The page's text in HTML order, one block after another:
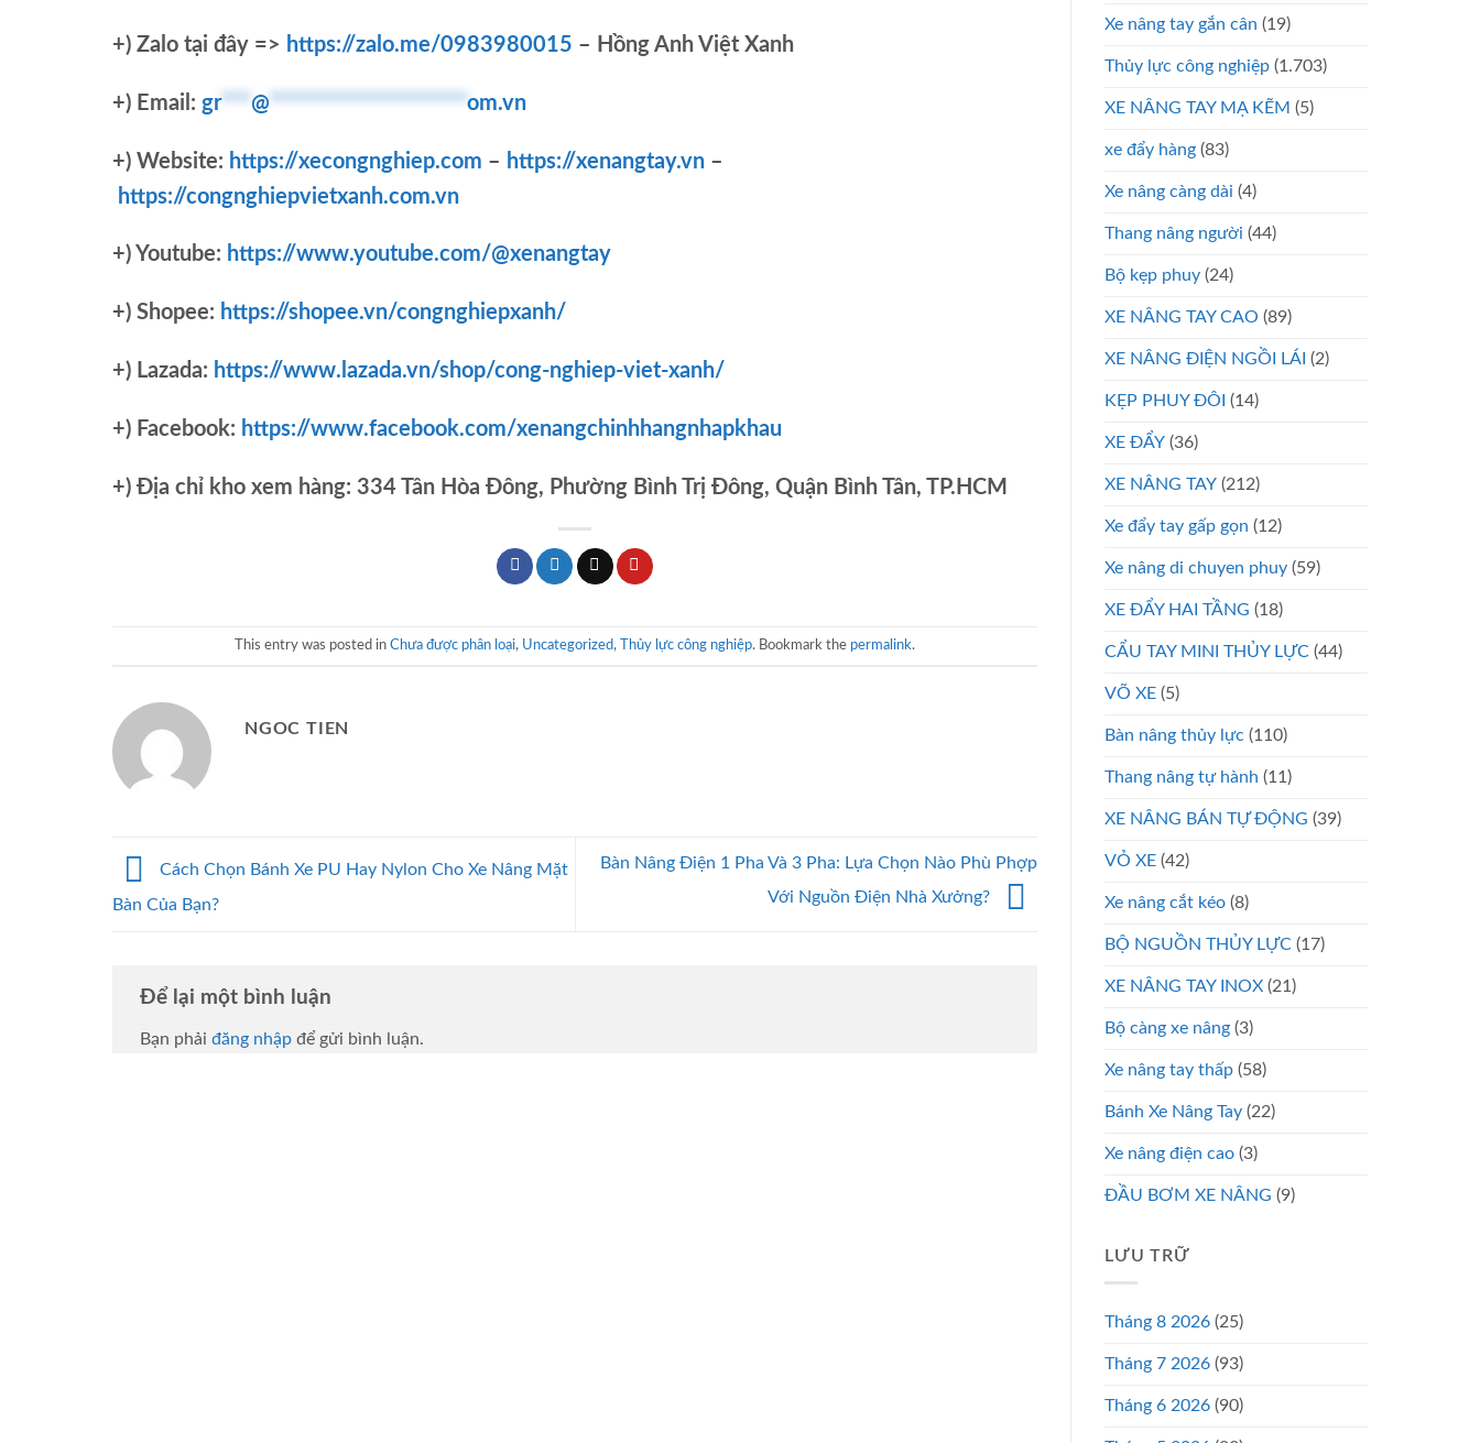
+) Zalo tại đây => https://zalo.me/0983980015 – Hồng Anh Việt Xanh
+) Email: gr***@********************om.vn
+) Website: https://xecongnghiep.com – https://xenangtay.vn –
https://congnghiepvietxanh.com.vn
+) Youtube: https://www.youtube.com/@xenangtay
+) Shopee: https://shopee.vn/congnghiepxanh/
+) Lazada: https://www.lazada.vn/shop/cong-nghiep-viet-xanh/
+) Facebook: https://www.facebook.com/xenangchinhhangnhapkhau
+) Địa chỉ kho xem hàng: 334 Tân Hòa Đông, Phường Bình Trị Đông, Quận Bình Tân, TP.HCM
This entry was posted in Chưa được phân loại, Uncategorized, Thủy lực công nghiệp. Bookmark the permalink.
NGOC TIEN
Cách Chọn Bánh Xe PU Hay Nylon Cho Xe Nâng Mặt
Bàn Của Bạn?
Bàn Nâng Điện 1 Pha Và 3 Pha: Lựa Chọn Nào Phù Phợp
Với Nguồn Điện Nhà Xưởng?
Để lại một bình luận
Bạn phải đăng nhập để gửi bình luận.
Xe nâng tay gắn cân (19)
Thủy lực công nghiệp (1.703)
XE NÂNG TAY MẠ KẼM (5)
xe đẩy hàng (83)
Xe nâng càng dài (4)
Thang nâng người (44)
Bộ kẹp phuy (24)
XE NÂNG TAY CAO (89)
XE NÂNG ĐIỆN NGỒI LÁI (2)
KẸP PHUY ĐÔI (14)
XE ĐẨY (36)
XE NÂNG TAY (212)
Xe đẩy tay gấp gọn (12)
Xe nâng di chuyen phuy (59)
XE ĐẨY HAI TẦNG (18)
CẨU TAY MINI THỦY LỰC (44)
VÕ XE (5)
Bàn nâng thủy lực (110)
Thang nâng tự hành (11)
XE NÂNG BÁN TỰ ĐỘNG (39)
VỎ XE (42)
Xe nâng cắt kéo (8)
BỘ NGUỒN THỦY LỰC (17)
XE NÂNG TAY INOX (21)
Bộ càng xe nâng (3)
Xe nâng tay thấp (58)
Bánh Xe Nâng Tay (22)
Xe nâng điện cao (3)
ĐẦU BƠM XE NÂNG (9)
LƯU TRỮ
Tháng 8 2026 (25)
Tháng 7 2026 (93)
Tháng 6 2026 (90)